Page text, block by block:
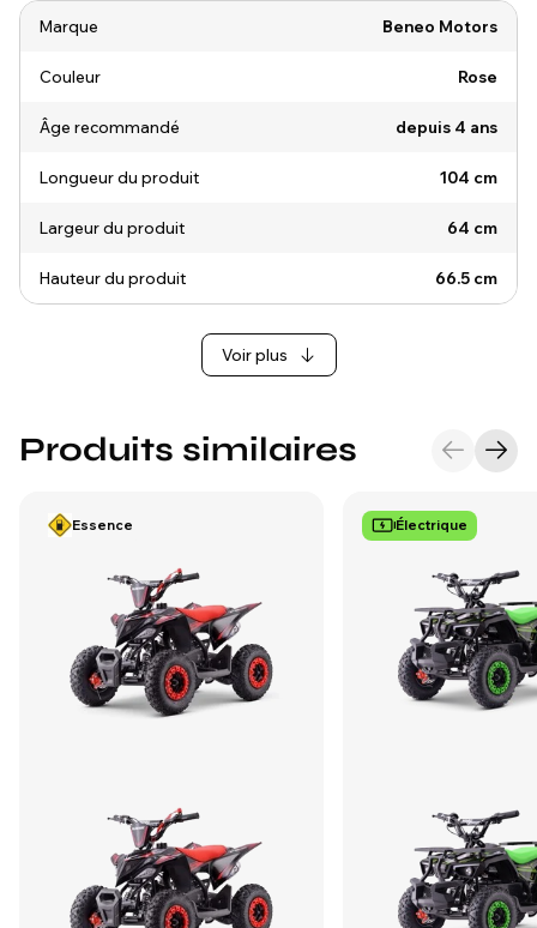
Marque Beneo Motors
Couleur Rose
Âge recommandé depuis 4 ans
Longueur du produit 104 cm
Largeur du produit 64 cm
Hauteur du produit 66.5 cm
Voir plus
Produits similaires
Essence Électrique